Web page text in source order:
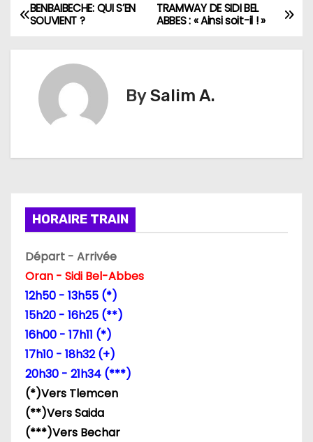
N
a
a
o
n
d
e
a
TRAMWAY DE SIDI BEL
ABBES : « Ainsi soit-il ! »
BENBAIBECHE: QUI S’EN
SOUVIENT ?
BySalim A.
HORAIRE TRAIN
Départ - Arrivée
Oran - Sidi Bel-Abbes
12h50 - 13h55 (*)
15h20 - 16h25 (**)
16h00 - 17h11 (*)
17h10 - 18h32 (+)
20h30 - 21h34 (***)
(*)Vers Tlemcen
(**)Vers Saida
(***)Vers Bechar